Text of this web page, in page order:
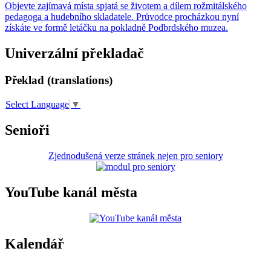
Objevte zajímavá místa spjatá se životem a dílem rožmitálského
pedagoga a hudebního skladatele. Průvodce procházkou nyní
získáte ve formě letáčku na pokladně Podbrdského muzea.
Univerzální překladač
Překlad (translations)
Select Language ▼
Senioři
Zjednodušená verze stránek nejen pro seniory
YouTube kanál města
Kalendář